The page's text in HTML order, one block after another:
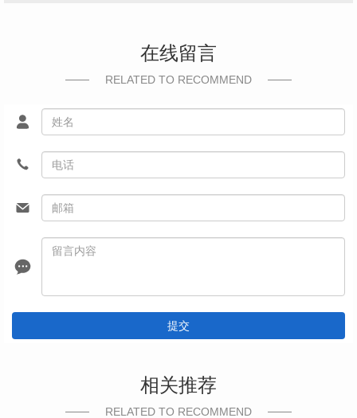
在线留言
RELATED TO RECOMMEND
提交
相关推荐
RELATED TO RECOMMEND